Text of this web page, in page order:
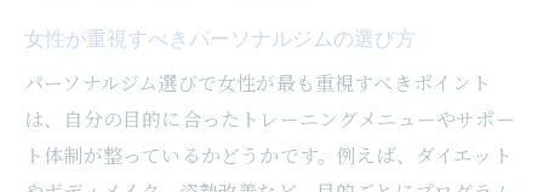
女性が重視すべきパーソナルジムの選び方
パーソナルジム選びで女性が最も重視すべきポイント
は、自分の目的に合ったトレーニングメニューやサポー
ト体制が整っているかどうかです。例えば、ダイエット